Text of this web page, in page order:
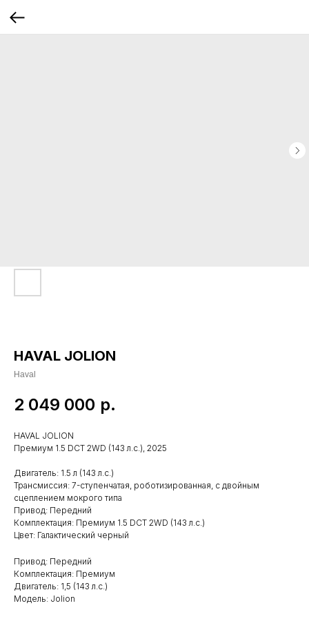
HAVAL JOLION
Haval
2 049 000 р.
HAVAL JOLION
Премиум 1.5 DCT 2WD (143 л.с.), 2025
Двигатель: 1.5 л (143 л.с.)
Трансмиссия: 7-ступенчатая, роботизированная, с двойным
сцеплением мокрого типа
Привод: Передний
Комплектация: Премиум 1.5 DCT 2WD (143 л.с.)
Цвет: Галактический черный
Привод: Передний
Комплектация: Премиум
Двигатель: 1,5 (143 л.с.)
Модель: Jolion